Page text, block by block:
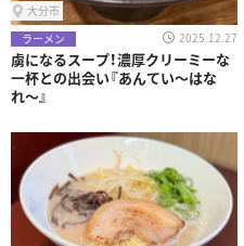
大分市
ラーメン
2025.12.27
虜になるスープ！濃厚クリーミーな
一杯との出会い『あんてい〜はな
れ〜』